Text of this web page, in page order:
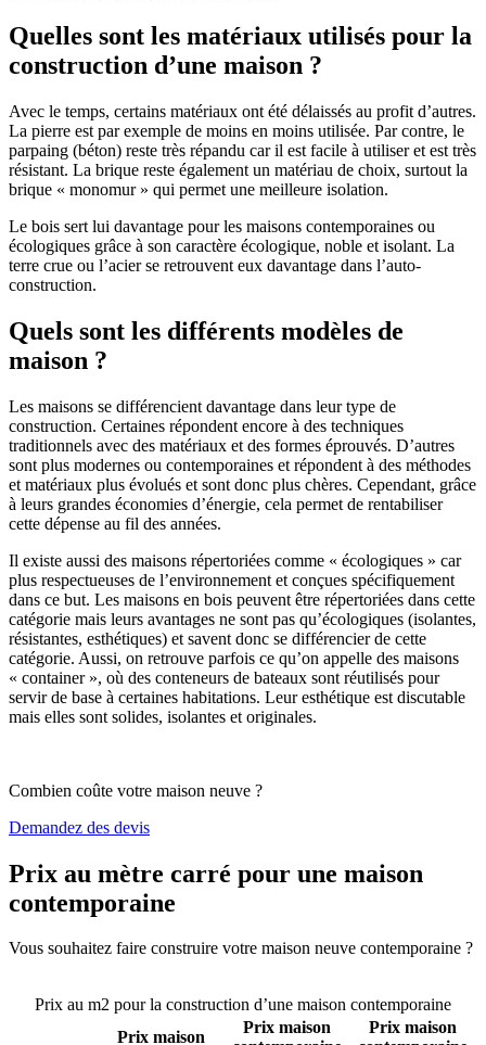
Quelles sont les matériaux utilisés pour la
construction d’une maison ?
Avec le temps, certains matériaux ont été délaissés au profit d’autres.
La pierre est par exemple de moins en moins utilisée. Par contre, le
parpaing (béton) reste très répandu car il est facile à utiliser et est très
résistant. La brique reste également un matériau de choix, surtout la
brique « monomur » qui permet une meilleure isolation.
Le bois sert lui davantage pour les maisons contemporaines ou
écologiques grâce à son caractère écologique, noble et isolant. La
terre crue ou l’acier se retrouvent eux davantage dans l’auto-
construction.
Quels sont les différents modèles de
maison ?
Les maisons se différencient davantage dans leur type de
construction. Certaines répondent encore à des techniques
traditionnels avec des matériaux et des formes éprouvés. D’autres
sont plus modernes ou contemporaines et répondent à des méthodes
et matériaux plus évolués et sont donc plus chères. Cependant, grâce
à leurs grandes économies d’énergie, cela permet de rentabiliser
cette dépense au fil des années.
Il existe aussi des maisons répertoriées comme « écologiques » car
plus respectueuses de l’environnement et conçues spécifiquement
dans ce but. Les maisons en bois peuvent être répertoriées dans cette
catégorie mais leurs avantages ne sont pas qu’écologiques (isolantes,
résistantes, esthétiques) et savent donc se différencier de cette
catégorie. Aussi, on retrouve parfois ce qu’on appelle des maisons
« container », où des conteneurs de bateaux sont réutilisés pour
servir de base à certaines habitations. Leur esthétique est discutable
mais elles sont solides, isolantes et originales.
Combien coûte votre maison neuve ?
Demandez des devis
Prix au mètre carré pour une maison
contemporaine
Vous souhaitez faire construire votre maison neuve contemporaine ?
Prix au m2 pour la construction d’une maison contemporaine
Prix maison
Prix maison
Prix maison